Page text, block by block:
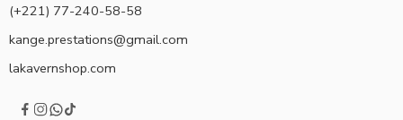
(+221) 77-240-58-58
kange.prestations@gmail.com
lakavernshop.com